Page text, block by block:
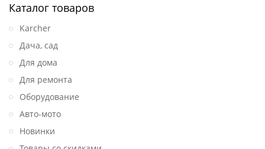
Каталог товаров
Karcher
Дача, сад
Для дома
Для ремонта
Оборудование
Авто-мото
Новинки